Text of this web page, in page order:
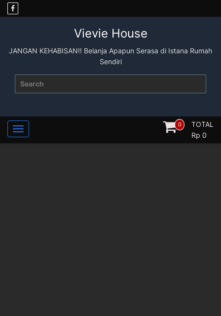
Skip
to
Vievie House
JANGAN KEHABISAN!! Belanja Apapun Serasa di Istana Rumah
Sendiri
0
TOTAL
Rp 0